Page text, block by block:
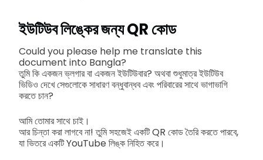
ইউটিউব লিঙ্কের জন্য QR কোড
Could you please help me translate this
document into Bangla?
তুমি কি একজন ভ্লগার বা একজন ইউটিউবার? অথবা শুধুমাত্র ইউটিউব
ভিডিও দেখে সেগুলোকে সাধারণ বন্ধুবান্ধব এবং পরিবারের সাথে ভাগাভাগি
করতে চান?
আমি তোমার সাথে চাই।
আর চিন্তা করা লাগবে না! তুমি সহজেই একটি QR কোড তৈরি করতে পারবে,
যা ভিতরে একটি YouTube লিঙ্ক নিহিত করে।